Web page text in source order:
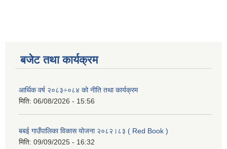
बजेट तथा कार्यक्रम
आर्थिक वर्ष २०८३÷०८४ को नीति तथा कार्यक्रम
मिति: 06/08/2026 - 15:56
बबई गाउँपालिका विकास योजना २०८२।८३ ( Red Book )
मिति: 09/09/2025 - 16:32